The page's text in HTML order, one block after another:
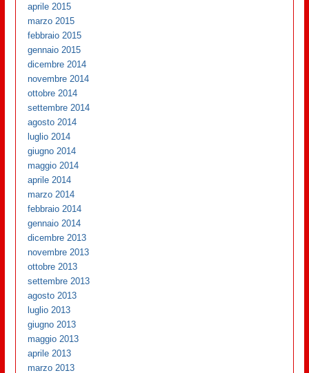
aprile 2015
marzo 2015
febbraio 2015
gennaio 2015
dicembre 2014
novembre 2014
ottobre 2014
settembre 2014
agosto 2014
luglio 2014
giugno 2014
maggio 2014
aprile 2014
marzo 2014
febbraio 2014
gennaio 2014
dicembre 2013
novembre 2013
ottobre 2013
settembre 2013
agosto 2013
luglio 2013
giugno 2013
maggio 2013
aprile 2013
marzo 2013